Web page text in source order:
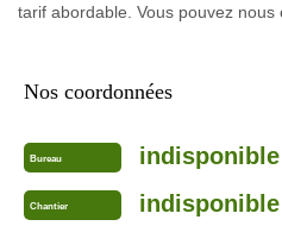
tarif abordable. Vous pouvez nous
Nos coordonnées
Bureau indisponible
Chantier indisponible